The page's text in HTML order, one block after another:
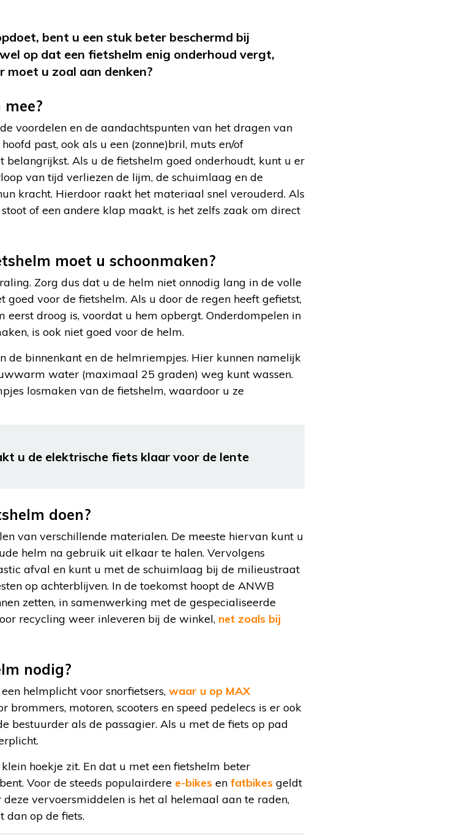
bent u een stuk beter beschermd bij
op dat een fietshelm enig onderhoud vergt,
moet u zoal aan denken?
voordelen en de aandachtspunten van het dragen van
past, ook als u een (zonne)bril, muts en/of
Als u de fietshelm goed onderhoudt, kunt u er
van tijd verliezen de lijm, de schuimlaag en de
kracht. Hierdoor raakt het materiaal snel verouderd. Als
of een andere klap maakt, is het zelfs zaak om direct
moet u schoonmaken?
Zorg dus dat u de helm niet onnodig lang in de volle
voor de fietshelm. Als u door de regen heeft gefietst,
droog is, voordat u hem opbergt. Onderdompelen in
is ook niet goed voor de helm.
de binnenkant en de helmriempjes. Hier kunnen namelijk
water (maximaal 25 graden) weg kunt wassen.
losmaken van de fietshelm, waardoor u ze
u de elektrische fiets klaar voor de lente
doen?
van verschillende materialen. De meeste hiervan kunt u
helm na gebruik uit elkaar te halen. Vervolgens
afval en kunt u met de schuimlaag bij de milieustraat
op achterblijven. In de toekomst hoopt de ANWB
zetten, in samenwerking met de gespecialiseerde
recycling weer inleveren bij de winkel, net zoals bij
nodig?
helmplicht voor snorfietsers, waar u op MAX
brommers, motoren, scooters en speed pedelecs is er ook
bestuurder als de passagier. Als u met de fiets op pad
hoekje zit. En dat u met een fietshelm beter
Voor de steeds populairdere e-bikes en fatbikes geldt
vervoersmiddelen is het al helemaal aan te raden,
dan op de fiets.